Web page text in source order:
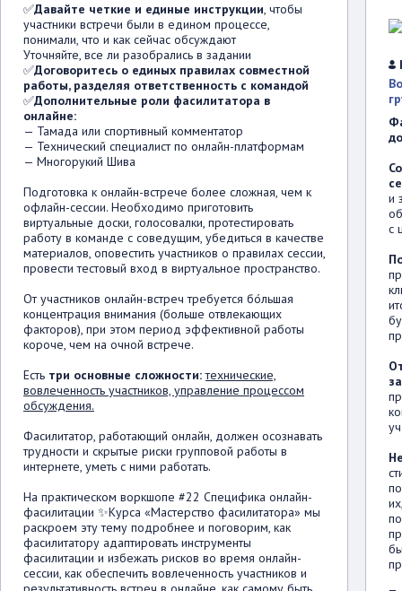
✅Давайте четкие и единые инструкции, чтобы
участники встречи были в едином процессе,
понимали, что и как сейчас обсуждают
Уточняйте, все ли разобрались в задании
✅Договоритесь о единых правилах совместной
работы, разделяя ответственность с командой
✅Дополнительные роли фасилитатора в
онлайне:
— Тамада или спортивный комментатор
— Технический специалист по онлайн-платформам
— Многорукий Шива
Подготовка к онлайн-встрече более сложная, чем к
офлайн-сессии. Необходимо приготовить
виртуальные доски, голосовалки, протестировать
работу в команде с соведущим, убедиться в качестве
материалов, оповестить участников о правилах сессии,
провести тестовый вход в виртуальное пространство.
От участников онлайн-встреч требуется бо́льшая
концентрация внимания (больше отвлекающих
факторов), при этом период эффективной работы
короче, чем на очной встрече.
Есть три основные сложности: технические,
вовлеченность участников, управление процессом
обсуждения.
Фасилитатор, работающий онлайн, должен осознавать
трудности и скрытые риски групповой работы в
интернете, уметь с ними работать.
На практическом воркшопе #22 Специфика онлайн-
фасилитации ✨Курса «Мастерство фасилитатора» мы
раскроем эту тему подробнее и поговорим, как
фасилитатору адаптировать инструменты
фасилитации и избежать рисков во время онлайн-
сессии, как обеспечить вовлеченность участников и
и
с